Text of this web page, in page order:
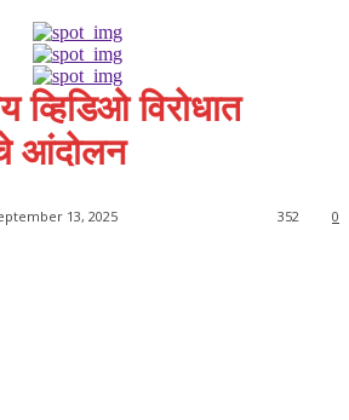
विरोधात
आंदोलन
13, 2025 0
352